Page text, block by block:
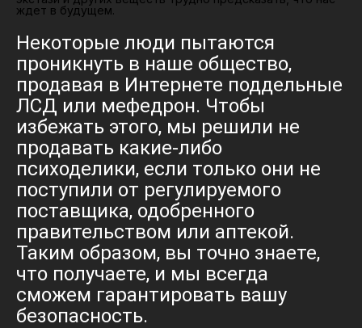
ждет в будущем.
Некоторые люди пытаются
проникнуть в наше общество,
продавая в Интернете поддельные
ЛСД или мефедрон. Чтобы
избежать этого, мы решили не
продавать какие-либо
психоделики, если только они не
поступили от регулируемого
поставщика, одобренного
правительством или аптекой.
Таким образом, вы точно знаете,
что получаете, и мы всегда
сможем гарантировать вашу
безопасность.